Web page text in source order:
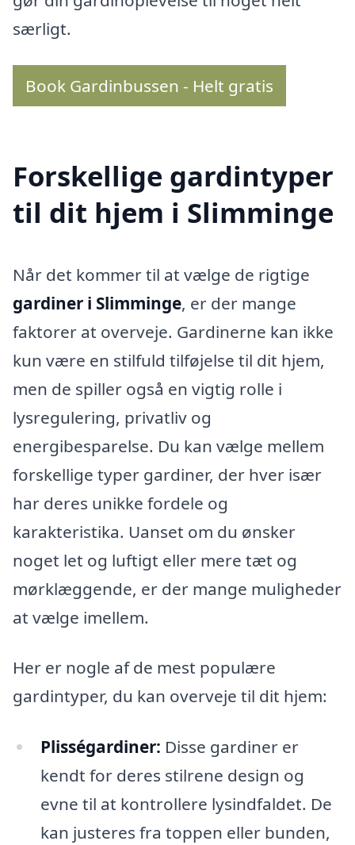
særligt.
Book Gardinbussen - Helt gratis
Forskellige gardintyper
til dit hjem i Slimminge
Når det kommer til at vælge de rigtige
gardiner i Slimminge, er der mange
faktorer at overveje. Gardinerne kan ikke
kun være en stilfuld tilføjelse til dit hjem,
men de spiller også en vigtig rolle i
lysregulering, privatliv og
energibesparelse. Du kan vælge mellem
forskellige typer gardiner, der hver især
har deres unikke fordele og
karakteristika. Uanset om du ønsker
noget let og luftigt eller mere tæt og
mørklæggende, er der mange muligheder
at vælge imellem.
Her er nogle af de mest populære
gardintyper, du kan overveje til dit hjem:
Plisségardiner: Disse gardiner er
kendt for deres stilrene design og
evne til at kontrollere lysindfaldet. De
kan justeres fra toppen eller bunden,